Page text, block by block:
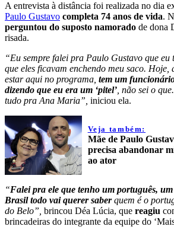
A entrevista à distância foi realizada no dia
Paulo Gustavo completa 74 anos de vida.
perguntou do suposto namorado de dona
risada.
“Eu sempre falei pra Paulo Gustavo que eu
que eles ficavam enchendo meu saco.
estar aqui no programa, tem um
dizendo que eu era um ‘pitel’ , não sei o
tudo pra Ana Maria”, iniciou ela.
Veja também:
Mãe de Paulo
precisa abandonar
ao ator
“Falei pra ele que tenho um português,
Brasil todo vai querer saberquem é o
do Belo”, brincou Déa Lúcia, que reagiu
brincadeiras do integrante da equipe do